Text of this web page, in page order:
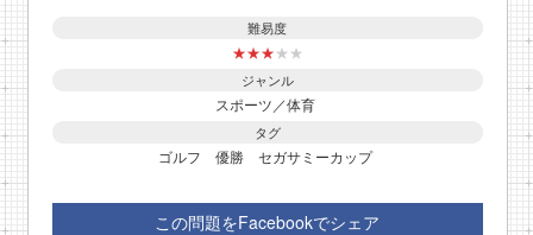
難易度
★★★★ ★
ジャンル
スポーツ／体育
タグ
ゴルフ 優勝 セガサミーカップ
この問題をFacebookでシェア